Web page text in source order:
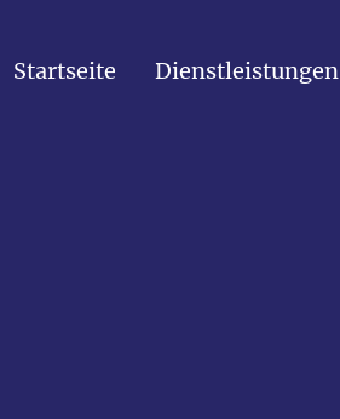
Startseite Dienstleistungen